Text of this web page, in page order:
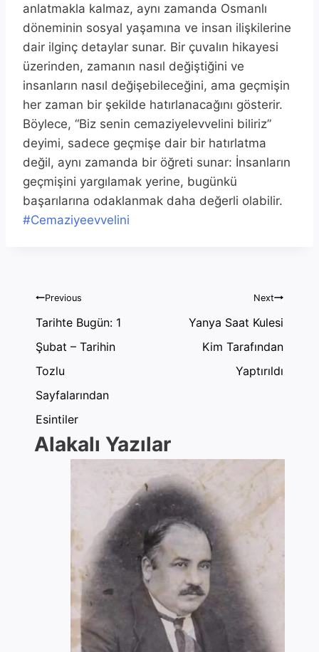
anlatmakla kalmaz, aynı zamanda Osmanlı
döneminin sosyal yaşamına ve insan ilişkilerine
dair ilginç detaylar sunar. Bir çuvalın hikayesi
üzerinden, zamanın nasıl değiştiğini ve
insanların nasıl değişebileceğini, ama geçmişin
her zaman bir şekilde hatırlanacağını gösterir.
Böylece, “Biz senin cemaziyelevvelini biliriz”
deyimi, sadece geçmişe dair bir hatırlatma
değil, aynı zamanda bir öğreti sunar: İnsanların
geçmişini yargılamak yerine, bugünkü
başarılarına odaklanmak daha değerli olabilir.
Post
#Cemaziyeevvelini
Yazı
gezinmesi
Previous
Tarihte Bugün: 1
Şubat – Tarihin
Tozlu
Sayfalarından
Esintiler
Next
Yanya Saat Kulesi
Kim Tarafından
Yaptırıldı
Alakalı Yazılar